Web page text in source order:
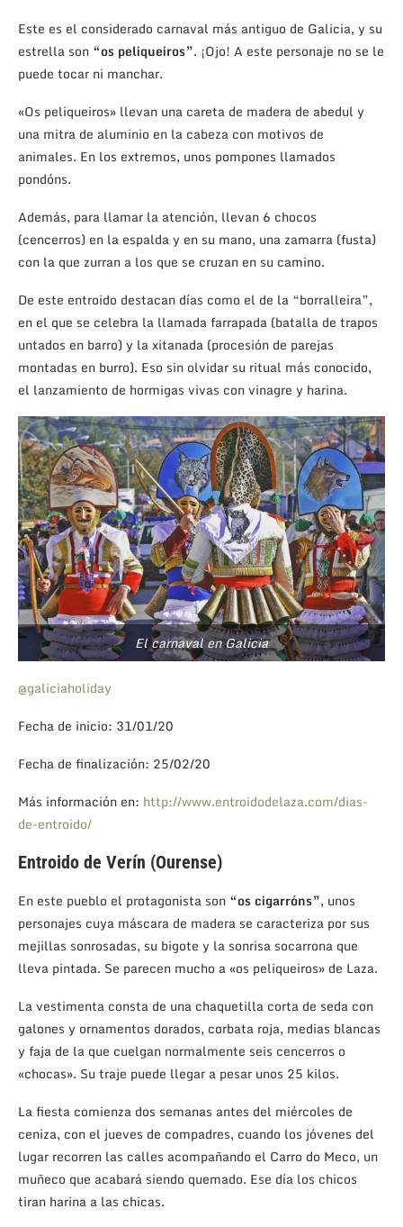
Este es el considerado carnaval más antiguo de Galicia, y su
estrella son “os peliqueiros”. ¡Ojo! A este personaje no se le
puede tocar ni manchar.
«Os peliqueiros» llevan una careta de madera de abedul y
una mitra de aluminio en la cabeza con motivos de
animales. En los extremos, unos pompones llamados
pondóns.
Además, para llamar la atención, llevan 6 chocos
(cencerros) en la espalda y en su mano, una zamarra (fusta)
con la que zurran a los que se cruzan en su camino.
De este entroido destacan días como el de la “borralleira”,
en el que se celebra la llamada farrapada (batalla de trapos
untados en barro) y la xitanada (procesión de parejas
montadas en burro). Eso sin olvidar su ritual más conocido,
el lanzamiento de hormigas vivas con vinagre y harina.
El carnaval en Galicia
@galiciaholiday
Fecha de inicio: 31/01/20
Fecha de finalización: 25/02/20
Más información en: http://www.entroidodelaza.com/dias-
de-entroido/
Entroido de Verín (Ourense)
En este pueblo el protagonista son “os cigarróns”, unos
personajes cuya máscara de madera se caracteriza por sus
mejillas sonrosadas, su bigote y la sonrisa socarrona que
lleva pintada. Se parecen mucho a «os peliqueiros» de Laza.
La vestimenta consta de una chaquetilla corta de seda con
galones y ornamentos dorados, corbata roja, medias blancas
y faja de la que cuelgan normalmente seis cencerros o
«chocas». Su traje puede llegar a pesar unos 25 kilos.
La fiesta comienza dos semanas antes del miércoles de
ceniza, con el jueves de compadres, cuando los jóvenes del
lugar recorren las calles acompañando el Carro do Meco, un
muñeco que acabará siendo quemado. Ese día los chicos
tiran harina a las chicas.